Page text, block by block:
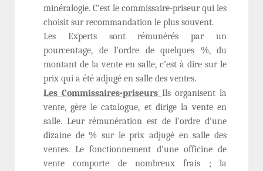
minéralogie. C’est le commissaire-priseur qui les
choisit sur recommandation le plus souvent.
Les Experts sont rémunérés par un
pourcentage, de l’ordre de quelques %, du
montant de la vente en salle, c’est à dire sur le
prix qui a été adjugé en salle des ventes.
Les Commissaires-priseurs Ils organisent la
vente, gère le catalogue, et dirige la vente en
salle. Leur rémunération est de l’ordre d’une
dizaine de % sur le prix adjugé en salle des
ventes. Le fonctionnement d’une officine de
vente comporte de nombreux frais ; la